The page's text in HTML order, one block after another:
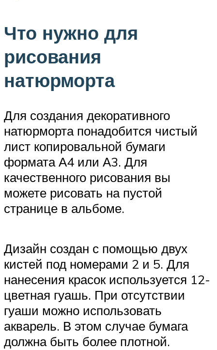
Что нужно для
рисования
натюрморта
Для создания декоративного
натюрморта понадобится чистый
лист копировальной бумаги
формата А4 или А3. Для
качественного рисования вы
можете рисовать на пустой
странице в альбоме.
Дизайн создан с помощью двух
кистей под номерами 2 и 5. Для
нанесения красок используется 12-
цветная гуашь. При отсутствии
гуаши можно использовать
акварель. В этом случае бумага
должна быть более плотной.